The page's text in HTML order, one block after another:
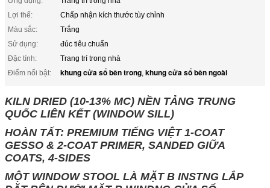
Lợi thế:
Chấp nhận kích thước tùy chỉnh
Màu sắc:
Trắng
Sử dụng:
đúc tiêu chuẩn
Đặc tính:
Trang trí trong nhà
Điểm nổi bật:
khung cửa sổ bên trong, khung cửa sổ bên ngoài
KILN DRIED (10-13% MC) NỀN TẢNG TRUNG
QUỐC LIÊN KẾT (WINDOW SILL)
HOÀN TẤT: PREMIUM TIẾNG VIỆT 1-COAT
GESSO & 2-COAT PRIMER, SANDED GIỮA
COATS, 4-SIDES
MỘT WINDOW STOOL LÀ MẶT B INSTNG LẮP